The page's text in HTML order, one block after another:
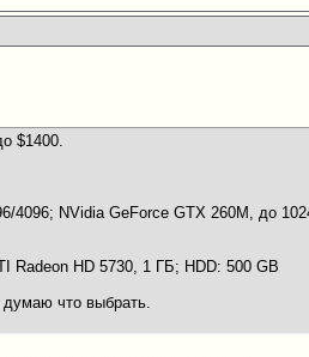
$1400.
4096; NVidia GeForce GTX 260M, до
Radeon HD 5730, 1 ГБ; HDD: 500 GB
думаю что выбрать.